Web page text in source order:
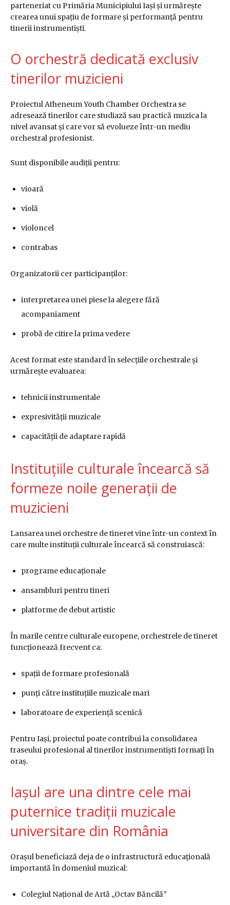
parteneriat cuPrimăria Municipiului Iașiși urmărește
crearea unui spațiu de formare și performanță pentru
tinerii instrumentiști.
O orchestră dedicată exclusiv
tinerilor muzicieni
Proiectul Atheneum Youth Chamber Orchestra se
adresează tinerilor care studiază sau practică muzica la
nivel avansat și care vor să evolueze într-un mediu
orchestral profesionist.
Sunt disponibile audiții pentru:
vioară
violă
violoncel
contrabas
Organizatorii cer participanților:
interpretarea unei piese la alegere fără
acompaniament
probă de citire la prima vedere
Acest format este standard în selecțiile orchestrale și
urmărește evaluarea:
tehnicii instrumentale
expresivității muzicale
capacității de adaptare rapidă
Instituțiile culturale încearcă să
formeze noile generații de
muzicieni
Lansarea unei orchestre de tineret vine într-un context în
care multe instituții culturale încearcă să construiască:
programe educaționale
ansambluri pentru tineri
platforme de debut artistic
În marile centre culturale europene, orchestrele de tineret
funcționează frecvent ca:
spații de formare profesională
punți către instituțiile muzicale mari
laboratoare de experiență scenică
Pentru Iași, proiectul poate contribui la consolidarea
traseului profesional al tinerilor instrumentiști formați în
oraș.
Iașul are una dintre cele mai
puternice tradiții muzicale
universitare din România
Orașul beneficiază deja de o infrastructură educațională
importantă în domeniul muzical:
Colegiul Național de Artă „Octav Băncilă”